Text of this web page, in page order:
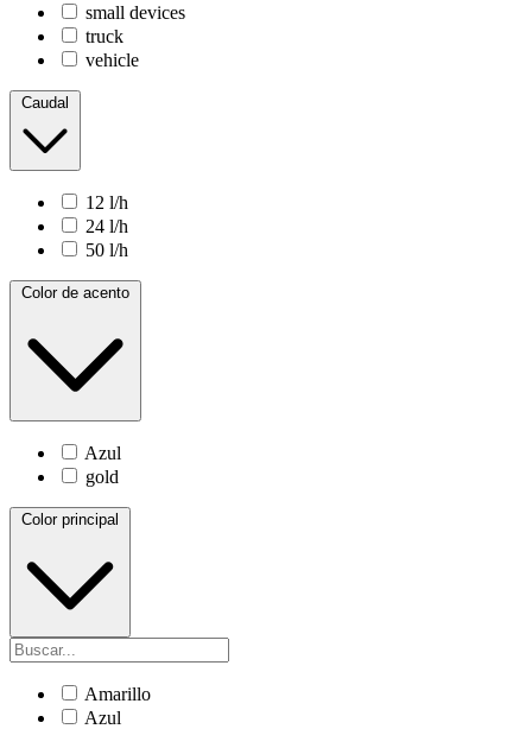
small devices
truck
vehicle
Caudal
12 l/h
24 l/h
50 l/h
Color de acento
Azul
gold
Color principal
Amarillo
Azul